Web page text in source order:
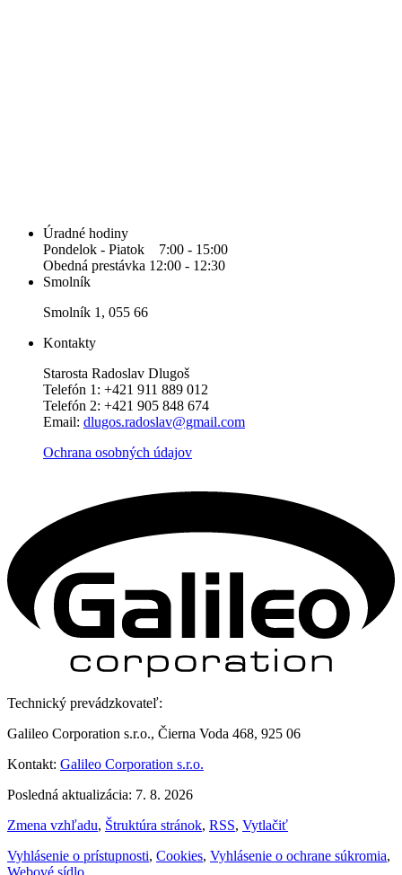
Úradné hodiny
Pondelok - Piatok 7:00 - 15:00
Obedná prestávka 12:00 - 12:30
Smolník
Smolník 1, 055 66
Kontakty
Starosta Radoslav Dlugoš
Telefón 1: +421 911 889 012
Telefón 2: +421 905 848 674
Email: dlugos.radoslav@gmail.com
Ochrana osobných údajov
Technický prevádzkovateľ:
Galileo Corporation s.r.o., Čierna Voda 468, 925 06
Kontakt: Galileo Corporation s.r.o.
Posledná aktualizácia: 7. 8. 2026
Zmena vzhľadu, Štruktúra stránok, RSS, Vytlačiť
Vyhlásenie o prístupnosti, Cookies, Vyhlásenie o ochrane súkromia,